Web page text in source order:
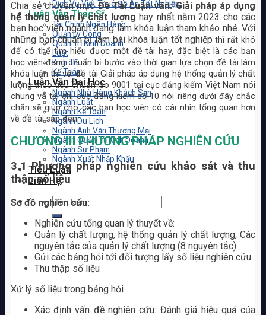
Dịch Vụ Viết Thuê Đồ Án Tốt Nghiệp
Luận Văn Thạc Sĩ
Tài Chính Ngân Hàng
Quản Lý Công
Quản Trị Kinh Doanh
Luật
Kinh Tế
Kế Toán
Luận Văn Đại Học
Ngành Nhà Hàng Khách Sạn
Ngành Luật
Ngành Kế Toán
Ngành Du Lịch
Ngành Anh Văn Thương Mại
Ngành Quản Trị Kinh Doanh
Ngành Sư Phạm
Ngành Xuất Nhập Khẩu
Tiểu Luận
Liên Hệ
Chia sẻ chuyên mụcĐề Tài Luận văn: Giải pháp áp dụng
hệ thống quản lý chất lượnghay nhất năm 2023 cho các
bạn học viên ngành đang làm khóa luận tham khảo nhé. Với
những bạn chuẩn bị làm bài khóa luận tốt nghiệp thì rất khó
để có thể tìm hiểu được một đề tài hay, đặc biệt là các bạn
học viên đang chuẩn bị bước vào thời gian lựa chọn đề tài làm
khóa luận thì với đề tài Giải pháp áp dụng hệ thống quản lý chất
lượng theo tiêu chuẩn iso 9001 tại cục đăng kiểm Việt Nam nói
chung và tại chi cục đăng kiểm số 10 nói riêng dưới đây chắc
chắn sẽ giúp cho các bạn học viên có cái nhìn tổng quan hơn
về đề tài sắp đến.
CHƯƠNG IIIPHƯƠNG PHÁP NGHIÊN CỨU
3.1 Phương pháp nghiên cứu khảo sát và thu
thập số liệu
Sơ đồ nghiên cứu:
Nghiên cứu tổng quan lý thuyết về:
Quản lý chất lượng, hệ thống quản lý chất lượng, Các
nguyên tắc của quản lý chất lượng (8 nguyên tắc)
Gửi các bảng hỏi tới đối tượng lấy số liệu nghiên cứu.
Thu thập số liệu
Xử lý số liệu trong bảng hỏi
Xác định vấn đề nghiên cứu: Đánh giá hiệu quả của